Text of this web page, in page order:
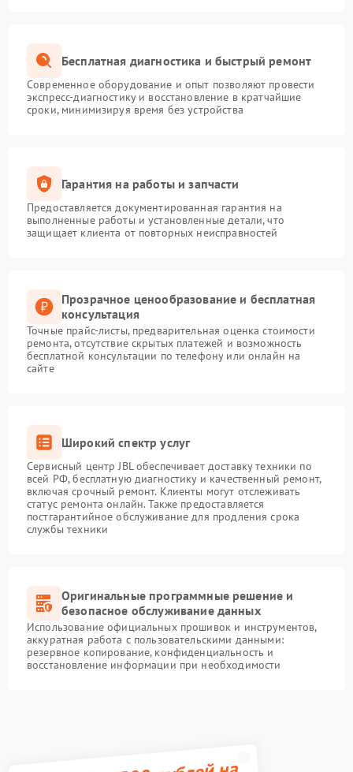
Бесплатная диагностика и быстрый ремонт
Современное оборудование и опыт позволяют провести
экспресс-диагностику и восстановление в кратчайшие
сроки, минимизируя время без устройства
Гарантия на работы и запчасти
Предоставляется документированная гарантия на
выполненные работы и установленные детали, что
защищает клиента от повторных неисправностей
Прозрачное ценообразование и бесплатная
консультация
Точные прайс-листы, предварительная оценка стоимости
ремонта, отсутствие скрытых платежей и возможность
бесплатной консультации по телефону или онлайн на
сайте
Широкий спектр услуг
Сервисный центр JBL обеспечивает доставку техники по
всей РФ, бесплатную диагностику и качественный ремонт,
включая срочный ремонт. Клиенты могут отслеживать
статус ремонта онлайн. Также предоставляется
постгарантийное обслуживание для продления срока
службы техники
Оригинальные программные решение и
безопасное обслуживание данных
Использование официальных прошивок и инструментов,
аккуратная работа с пользовательскими данными:
резервное копирование, конфиденциальность и
восстановление информации при необходимости